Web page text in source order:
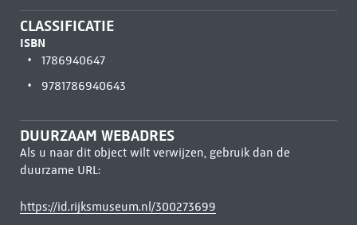
CLASSIFICATIE
ISBN
1786940647
9781786940643
DUURZAAM WEBADRES
Als u naar dit object wilt verwijzen, gebruik dan de
duurzame URL:
https://id.rijksmuseum.nl/300273699